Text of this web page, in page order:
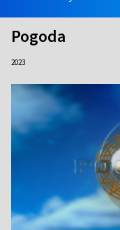
Pogoda
2023